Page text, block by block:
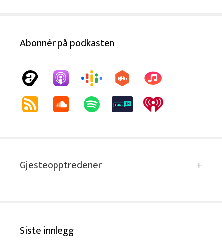
Abonnér på podkasten
Gjesteopptredener
Siste innlegg